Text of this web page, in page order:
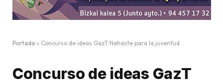
Portada » Concurso de ideas GazT Nahaste para la juventud
Concurso de ideas GazT